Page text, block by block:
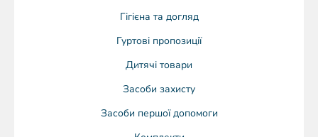
Гігієна та догляд
Гуртові пропозиції
Дитячі товари
Засоби захисту
Засоби першої допомоги